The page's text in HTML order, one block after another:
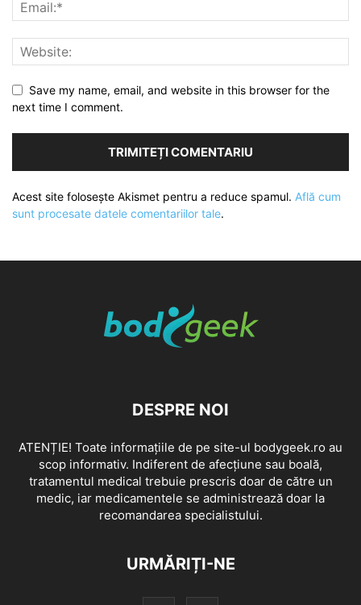
Save my name, email, and website in this browser for the
next time I comment.
Acest site folosește Akismet pentru a reduce spamul. Află cum
sunt procesate datele comentariilor tale.
DESPRE NOI
ATENȚIE! Toate informațiile de pe site-ul bodygeek.ro au
scop informativ. Indiferent de afecțiune sau boală,
tratamentul medical trebuie prescris doar de către un
medic, iar medicamentele se administrează doar la
recomandarea specialistului.
URMĂRIȚI-NE